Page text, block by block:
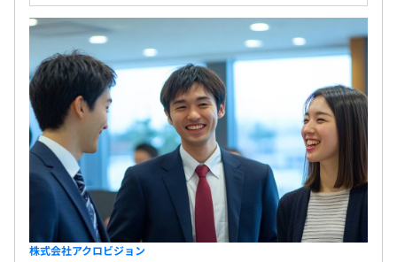
株式会社アクロビジョン